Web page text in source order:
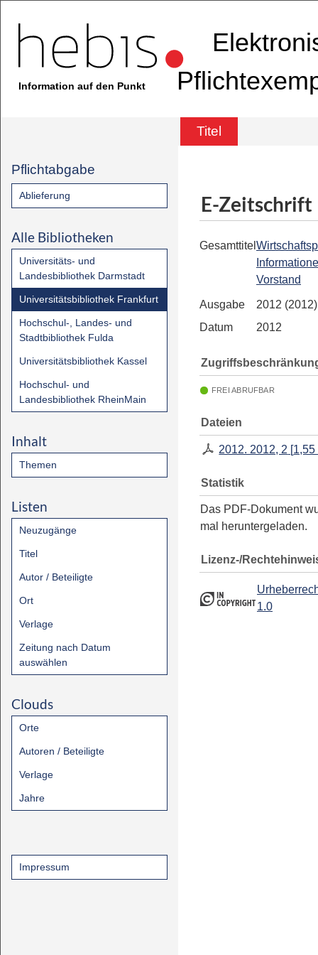
Information auf den Punkt
Titel
Pflichtabgabe
Ablieferung
Alle Bibliotheken
Universitäts- und
Landesbibliothek Darmstadt
Universitätsbibliothek Frankfurt
Hochschul-, Landes- und
Stadtbibliothek Fulda
Universitätsbibliothek Kassel
Hochschul- und
Landesbibliothek RheinMain
Inhalt
Themen
Listen
Neuzugänge
Titel
Autor / Beteiligte
Ort
Verlage
Zeitung nach Datum
auswählen
Clouds
Orte
Autoren / Beteiligte
Verlage
Jahre
Impressum
E-Zeitschrift
Gesamttitel
Vorstand
Ausgabe
2012
Datum
2012
FREI ABRUFBAR
Dateien
2012. 2012, 2 [1,55
Statistik
Das PDF-Dokument
mal heruntergeladen.
Lizenz-/
1.0